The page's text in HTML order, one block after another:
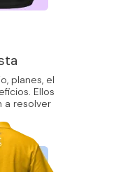
planes, el
Ellos
a resolver